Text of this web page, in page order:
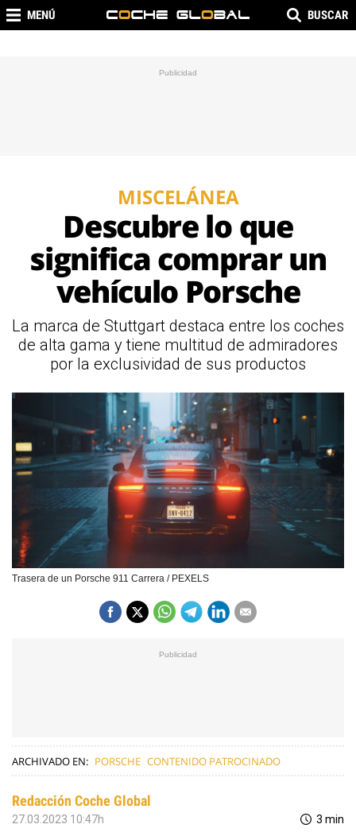
MENÚ BUSCAR
MISCELÁNEA
Descubre lo que
significa comprar un
vehículo Porsche
La marca de Stuttgart destaca entre los coches
de alta gama y tiene multitud de admiradores
por la exclusividad de sus productos
Trasera de un Porsche 911 Carrera / PEXELS
ARCHIVADO EN: PORSCHE CONTENIDO PATROCINADO
Redacción Coche Global
27.03.2023 10:47h 3 min